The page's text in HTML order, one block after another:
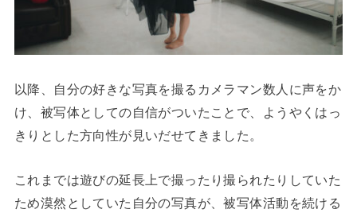
以降、自分の好きな写真を撮るカメラマン数人に声をか
け、被写体としての自信がついたことで、ようやくはっ
きりとした方向性が見いだせてきました。
これまでは遊びの延長上で撮ったり撮られたりしていた
ため漠然としていた自分の写真が、被写体活動を続ける